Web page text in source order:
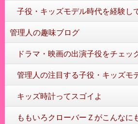
子役・キッズモデル時代を経験し
管理人の趣味ブログ
ドラマ・映画の出演子役をチェッ
管理人の注目する子役・キッズモ
キッズ時計ってスゴイよ
ももいろクローバーＺがこんなに